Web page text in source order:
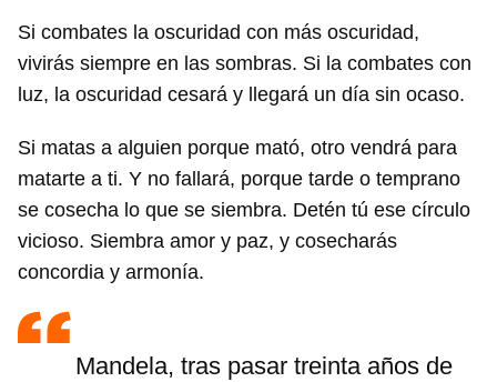
Si combates la oscuridad con más oscuridad,
vivirás siempre en las sombras. Si la combates con
luz, la oscuridad cesará y llegará un día sin ocaso.
Si matas a alguien porque mató, otro vendrá para
matarte a ti. Y no fallará, porque tarde o temprano
se cosecha lo que se siembra. Detén tú ese círculo
vicioso. Siembra amor y paz, y cosecharás
concordia y armonía.
Mandela, tras pasar treinta años de